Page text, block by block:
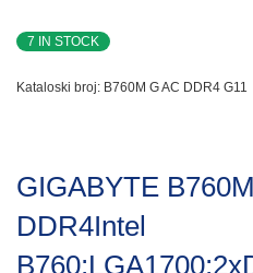
7 IN STOCK
Kataloski broj: B760M G AC DDR4 G11
GIGABYTE
DDR4Intel